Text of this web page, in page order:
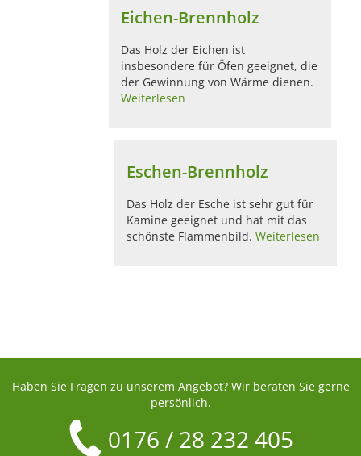
Eichen-Brennholz
Das Holz der Eichen ist
insbesondere für Öfen geeignet, die
der Gewinnung von Wärme dienen.
Weiterlesen
Eschen-Brennholz
Das Holz der Esche ist sehr gut für
Kamine geeignet und hat mit das
schönste Flammenbild. Weiterlesen
Haben Sie Fragen zu unserem Angebot? Wir beraten Sie gerne
persönlich.
0176 / 28 232 405